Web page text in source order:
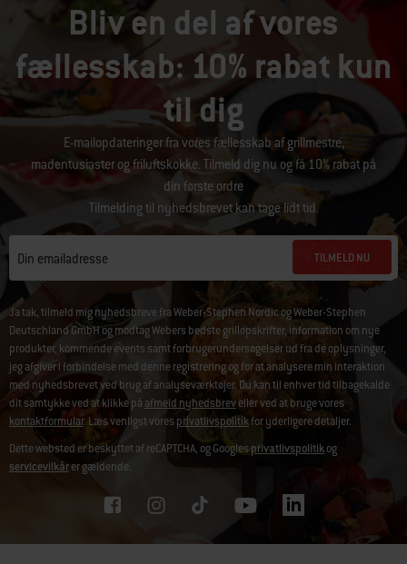
Bliv en del af vores
fællesskab: 10% rabat kun
til dig
E-mailopdateringer fra vores fællesskab af grillmestre,
madentusiaster og friluftskokke. Tilmeld dig nu og få 10% rabat på
din første ordre
Tilmelding til nyhedsbrevet kan tage lidt tid.
Din emailadresse TILMELD NU
Ja tak, tilmeld mig nyhedsbreve fra Weber-Stephen Nordic og Weber-Stephen
Deutschland GmbH og modtag Webers bedste grillopskrifter, information om nye
produkter, kommende events samt forbrugerundersøgelser ud fra de oplysninger,
jeg afgiver i forbindelse med denne registrering og for at analysere min interaktion
med nyhedsbrevet ved brug af analyseværktøjer. Du kan til enhver tid tilbagekalde
dit samtykke ved at klikke på afmeld nyhedsbreveller ved at bruge vores
kontaktformular. Læs venligst voresprivatlivspolitikfor yderligere detaljer.
Dette websted er beskyttet af reCAPTCHA, og Googlesprivatlivspolitikog
servicevilkårer gældende.